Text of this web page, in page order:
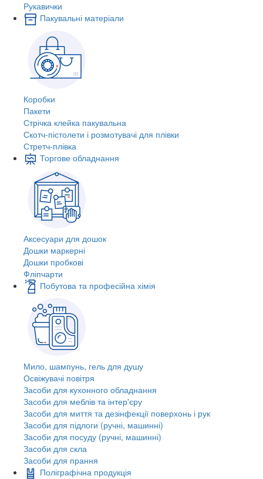
Рукавички
Пакувальні матеріали
Коробки
Пакети
Стрічка клейка пакувальна
Скотч-пістолети і розмотувачі для плівки
Стретч-плівка
Торгове обладнання
Аксесуари для дошок
Дошки маркерні
Дошки пробкові
Фліпчарти
Побутова та професійна хімія
Мило, шампунь, гель для душу
Освіжувачі повітря
Засоби для кухонного обладнання
Засоби для меблів та інтер'єру
Засоби для миття та дезінфекції поверхонь і рук
Засоби для підлоги (ручні, машинні)
Засоби для посуду (ручні, машинні)
Засоби для скла
Засоби для прання
Поліграфічна продукція